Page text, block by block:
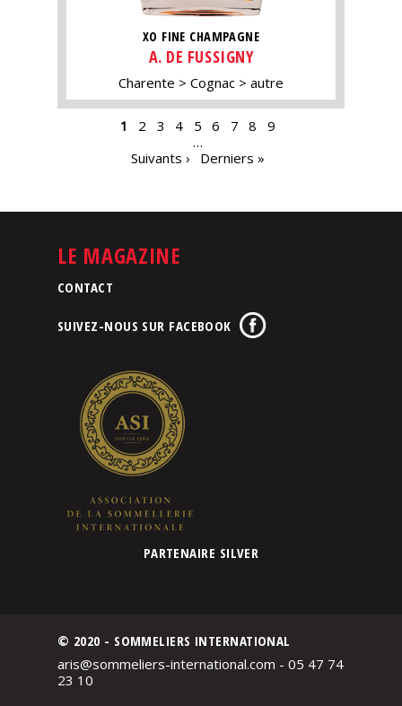
XO FINE CHAMPAGNE
A. DE FUSSIGNY
Charente Cognac autre
1 2 3 4 5 6 7 8
9
…
Suivants ›
Derniers »
LE MAGAZINE
CONTACT
SUIVEZ-NOUS SUR FACEBOOK
PARTENAIRE SILVER
© 2020 - SOMMELIERS INTERNATIONAL
aris@sommeliers-international.com - 05 47 74
23 10